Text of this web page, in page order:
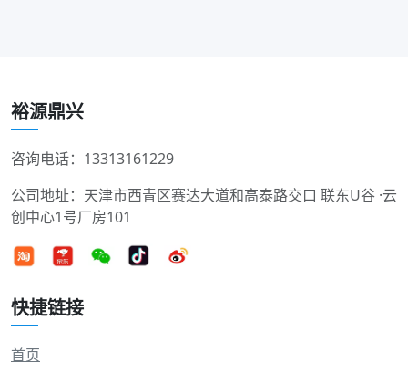
裕源鼎兴
咨询电话：13313161229
公司地址：天津市西青区赛达大道和高泰路交口 联东U谷 ·云
创中心1号厂房101
快捷链接
首页